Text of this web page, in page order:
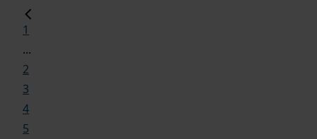
1
...
2
3
4
5